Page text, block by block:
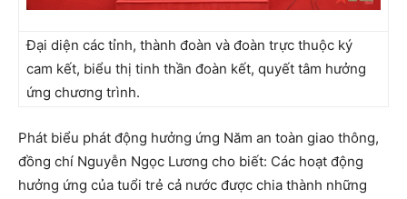
Đại diện các tỉnh, thành đoàn và đoàn trực thuộc ký
cam kết, biểu thị tinh thần đoàn kết, quyết tâm hưởng
ứng chương trình.
Phát biểu phát động hưởng ứng Năm an toàn giao thông,
đồng chí Nguyễn Ngọc Lương cho biết: Các hoạt động
hưởng ứng của tuổi trẻ cả nước được chia thành những